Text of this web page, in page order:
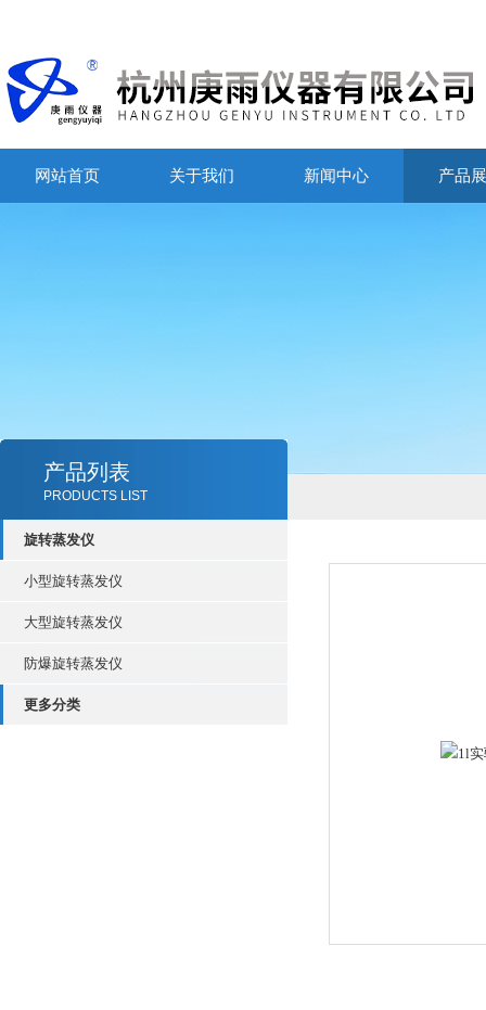
网站首页 关于我们 新闻中心 产品
产品列表
PRODUCTS LIST
旋转蒸发仪
小型旋转蒸发仪
大型旋转蒸发仪
防爆旋转蒸发仪
更多分类